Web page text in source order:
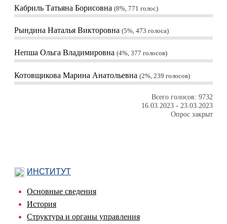
Кабриль Татьяна Борисовна 8%, 771 голос
Рындина Наталья Викторовна 5%, 473 голоса
Непша Ольга Владимировна 4%, 377 голосов
Котовщикова Марина Анатольевна 2%, 239 голосов
Всего голосов: 9732
16.03.2023 - 23.03.2023
Опрос закрыт
ИНСТИТУТ
Основные сведения
История
Структура и органы управления